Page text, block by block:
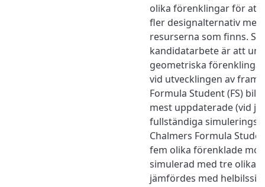
olika förenklingar för att
fler designalternativ
resurserna som finns.
kandidatarbete är att
geometriska
vid utvecklingen av
Formula Student (FS) bil.
mest uppdaterade (vid
fullständiga
Chalmers Formula
fem olika förenklade
simulerad med tre olika
jämfördes med